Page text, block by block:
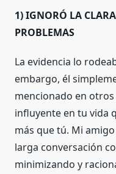
1) IGNORÓ LA
PROBLEMAS
La evidencia lo
embargo, él
mencionado en
influyente en tu vida
más que tú. Mi
larga conversación
minimizando y